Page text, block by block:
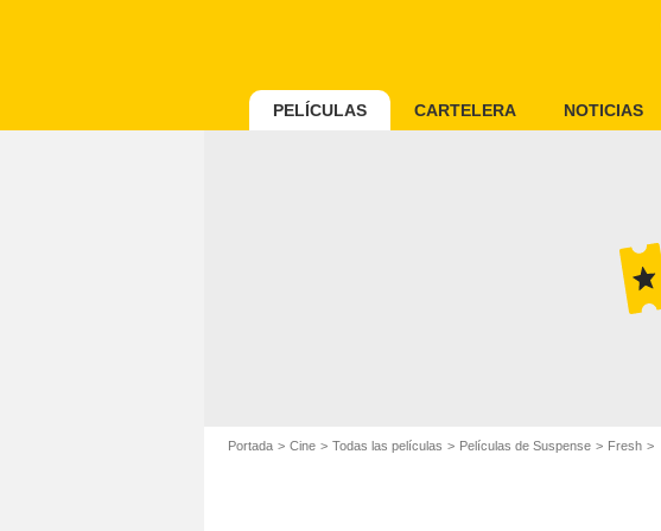
PELÍCULAS CARTELERA NOTICIAS
Portada Cine Todas las películas Películas de Suspense Fresh